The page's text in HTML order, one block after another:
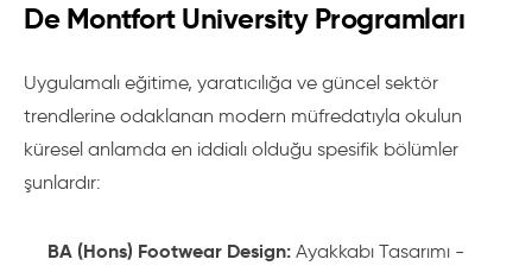
De Montfort University Programları
Uygulamalı eğitime, yaratıcılığa ve güncel sektör
trendlerine odaklanan modern müfredatıyla okulun
küresel anlamda en iddialı olduğu spesifik bölümler
şunlardır:
BA (Hons) Footwear Design: Ayakkabı Tasarımı -